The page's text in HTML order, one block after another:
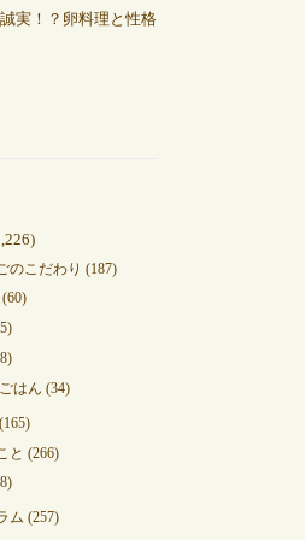
実！？卵料理と性格
のこだわり (187)
(60)
はん (34)
(165)
と (266)
ム (257)